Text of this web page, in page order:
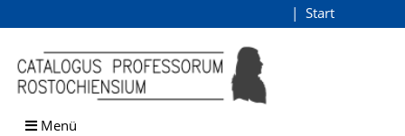
Browsen
direkt zum Inhalt
Start
Menü